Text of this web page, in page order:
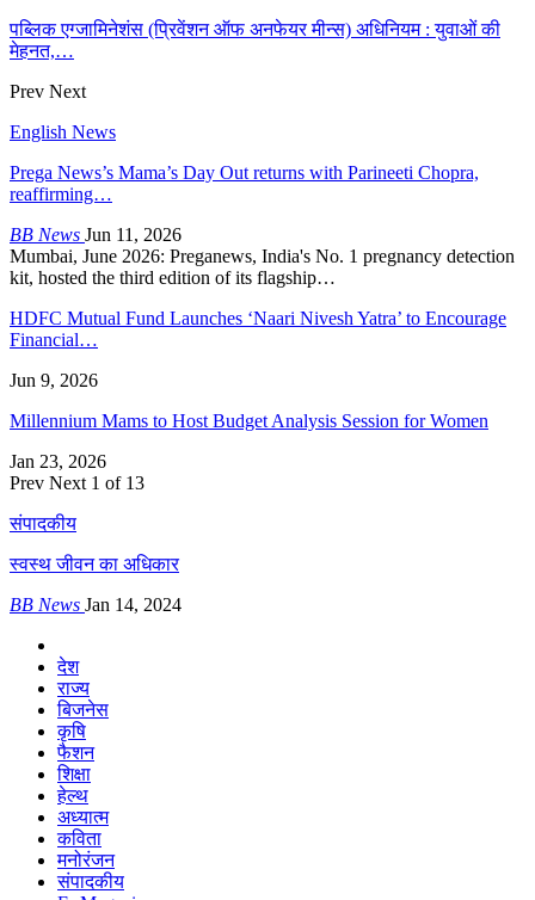
पब्लिक एग्जामिनेशंस (प्रिवेंशन ऑफ अनफेयर मीन्स) अधिनियम : युवाओं की
मेहनत,…
Prev Next
English News
Prega News’s Mama’s Day Out returns with Parineeti Chopra,
reaffirming…
BB News Jun 11, 2026
Mumbai, June 2026: Preganews, India's No. 1 pregnancy detection
kit, hosted the third edition of its flagship…
HDFC Mutual Fund Launches ‘Naari Nivesh Yatra’ to Encourage
Financial…
Jun 9, 2026
Millennium Mams to Host Budget Analysis Session for Women
Jan 23, 2026
Prev Next 1 of 13
संपादकीय
स्वस्थ जीवन का अधिकार
BB News Jan 14, 2024
देश
राज्य
बिजनेस
कृषि
फैशन
शिक्षा
हेल्थ
अध्यात्म
कविता
मनोरंजन
संपादकीय